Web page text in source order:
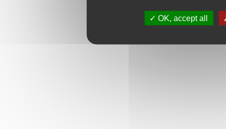
OK, accept all